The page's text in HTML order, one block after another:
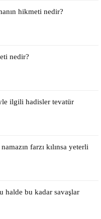
hikmeti nedir?
nedir?
ilgili hadisler tevatür
farzı kılınsa yeterli
halde bu kadar savaşlar